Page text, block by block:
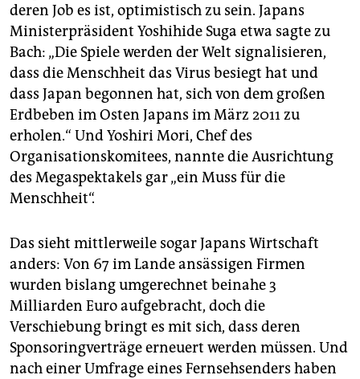
deren Job es ist, optimistisch zu sein. Japans
Ministerpräsident Yoshi­hide Suga etwa sagte zu
Bach: „Die Spiele werden der Welt signalisieren,
dass die Menschheit das Virus besiegt hat und
dass Japan begonnen hat, sich von dem großen
Erdbeben im Osten Japans im März 2011 zu
erholen.“ Und Yoshiri Mori, Chef des
Organisationskomitees, nannte die Ausrichtung
des Megaspektakels gar „ein Muss für die
Menschheit“.
Das sieht mittlerweile sogar Japans Wirtschaft
anders: Von 67 im Lande ansässigen Firmen
wurden bislang umgerechnet beinahe 3
Milliarden Euro aufgebracht, doch die
Verschiebung bringt es mit sich, dass deren
Sponsoringverträge erneuert werden müssen. Und
nach einer Umfrage eines Fernsehsenders haben